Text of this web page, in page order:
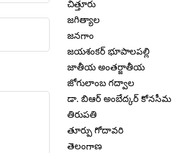
చిత్తూరు
జగిత్యాల
జనగాం
జయశంకర్ భూపాలపల్లి
జాతీయ అంతర్జాతీయ
జోగులాంబ గద్వాల
డా. బిఆర్ అంబేద్కర్ కోనసీమ
తిరుపతి
తూర్పు గోదావరి
తెలంగాణ